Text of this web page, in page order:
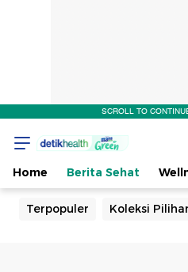
SCROLL TO
Home Berita Sehat
Terpopuler Koleksi